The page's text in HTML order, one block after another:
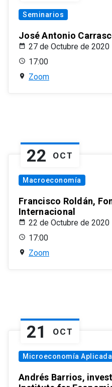
Seminarios
José Antonio
27 de Octubre de 2020
17:00
Zoom
22 OCT
Macroeconomía
Francisco Roldán,
Internacional
22 de Octubre de 2020
17:00
Zoom
21 OCT
Microeconomía Aplicada
Andrés Barrios,